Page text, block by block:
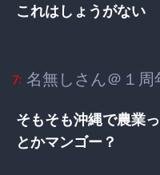
これはしょうがない
7: 名無しさん＠１周
そもそも沖縄で農業
とかマンゴー？